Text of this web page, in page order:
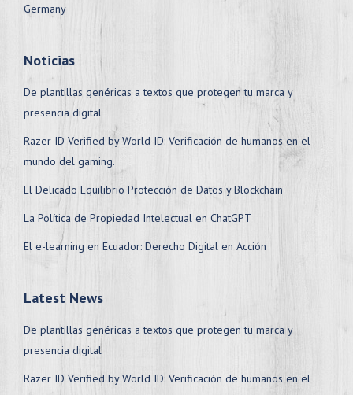
Germany
Noticias
De plantillas genéricas a textos que protegen tu marca y
presencia digital
Razer ID Verified by World ID: Verificación de humanos en el
mundo del gaming.
El Delicado Equilibrio Protección de Datos y Blockchain
La Política de Propiedad Intelectual en ChatGPT
El e-learning en Ecuador: Derecho Digital en Acción
Latest News
De plantillas genéricas a textos que protegen tu marca y
presencia digital
Razer ID Verified by World ID: Verificación de humanos en el